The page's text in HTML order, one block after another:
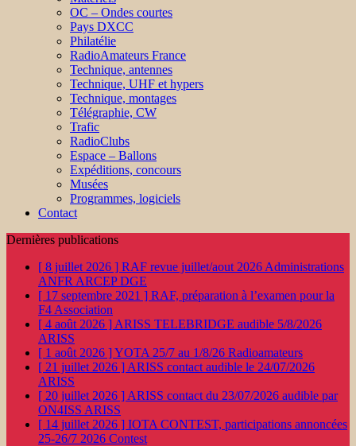
OC – Ondes courtes
Pays DXCC
Philatélie
RadioAmateurs France
Technique, antennes
Technique, UHF et hypers
Technique, montages
Télégraphie, CW
Trafic
RadioClubs
Espace – Ballons
Expéditions, concours
Musées
Programmes, logiciels
Contact
Dernières publications
[ 8 juillet 2026 ] RAF revue juillet/aout 2026 Administrations
ANFR ARCEP DGE
[ 17 septembre 2021 ] RAF, préparation à l’examen pour la
F4 Association
[ 4 août 2026 ] ARISS TELEBRIDGE audible 5/8/2026
ARISS
[ 1 août 2026 ]YOTA 25/7 au 1/8/26 Radioamateurs
[ 21 juillet 2026 ] ARISS contact audible le 24/07/2026
ARISS
[ 20 juillet 2026 ] ARISS contact du 23/07/2026 audible par
ON4ISS ARISS
[ 14 juillet 2026 ] IOTA CONTEST, participations annoncées
25-26/7 2026 Contest